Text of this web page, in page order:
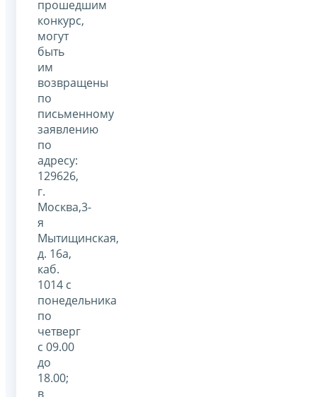
прошедшим
конкурс,
могут
быть
им
возвращены
по
письменному
заявлению
по
адресу:
129626,
г.
Москва,3-
я
Мытищинская,
д. 16а,
каб.
1014 с
понедельника
по
четверг
с 09.00
до
18.00;
в